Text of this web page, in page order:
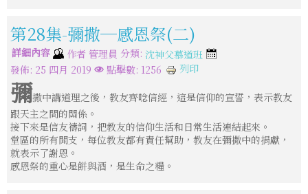
第28集-彌撒─感恩祭(二)
詳細內容 作者 管理員 分類: 沈神父慕道班
發佈: 25 四月 2019
點擊數: 1256 列印
彌撒中講道理之後，教友齊唸信經，這是信仰的宣誓，表示教友
跟天主之間的關係。
接下來是信友禱詞，把教友的信仰生活和日常生活連結起來。
堂區的所有開支，每位教友都有責任幫助，教友在彌撒中的捐獻，
就表示了謝恩。
感恩祭的重心是餅與酒，是生命之糧。